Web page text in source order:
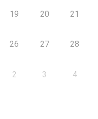
19 20 21
26 27 28
2 3 4